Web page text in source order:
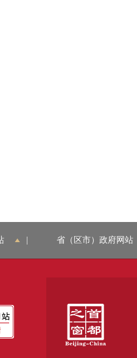
省（区市）政府网站